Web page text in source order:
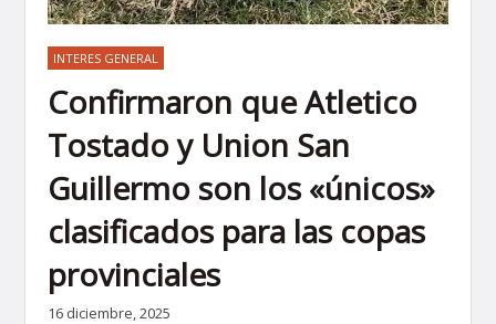
INTERES GENERAL
Confirmaron que Atletico
Tostado y Union San
Guillermo son los «únicos»
clasificados para las copas
provinciales
16 diciembre, 2025